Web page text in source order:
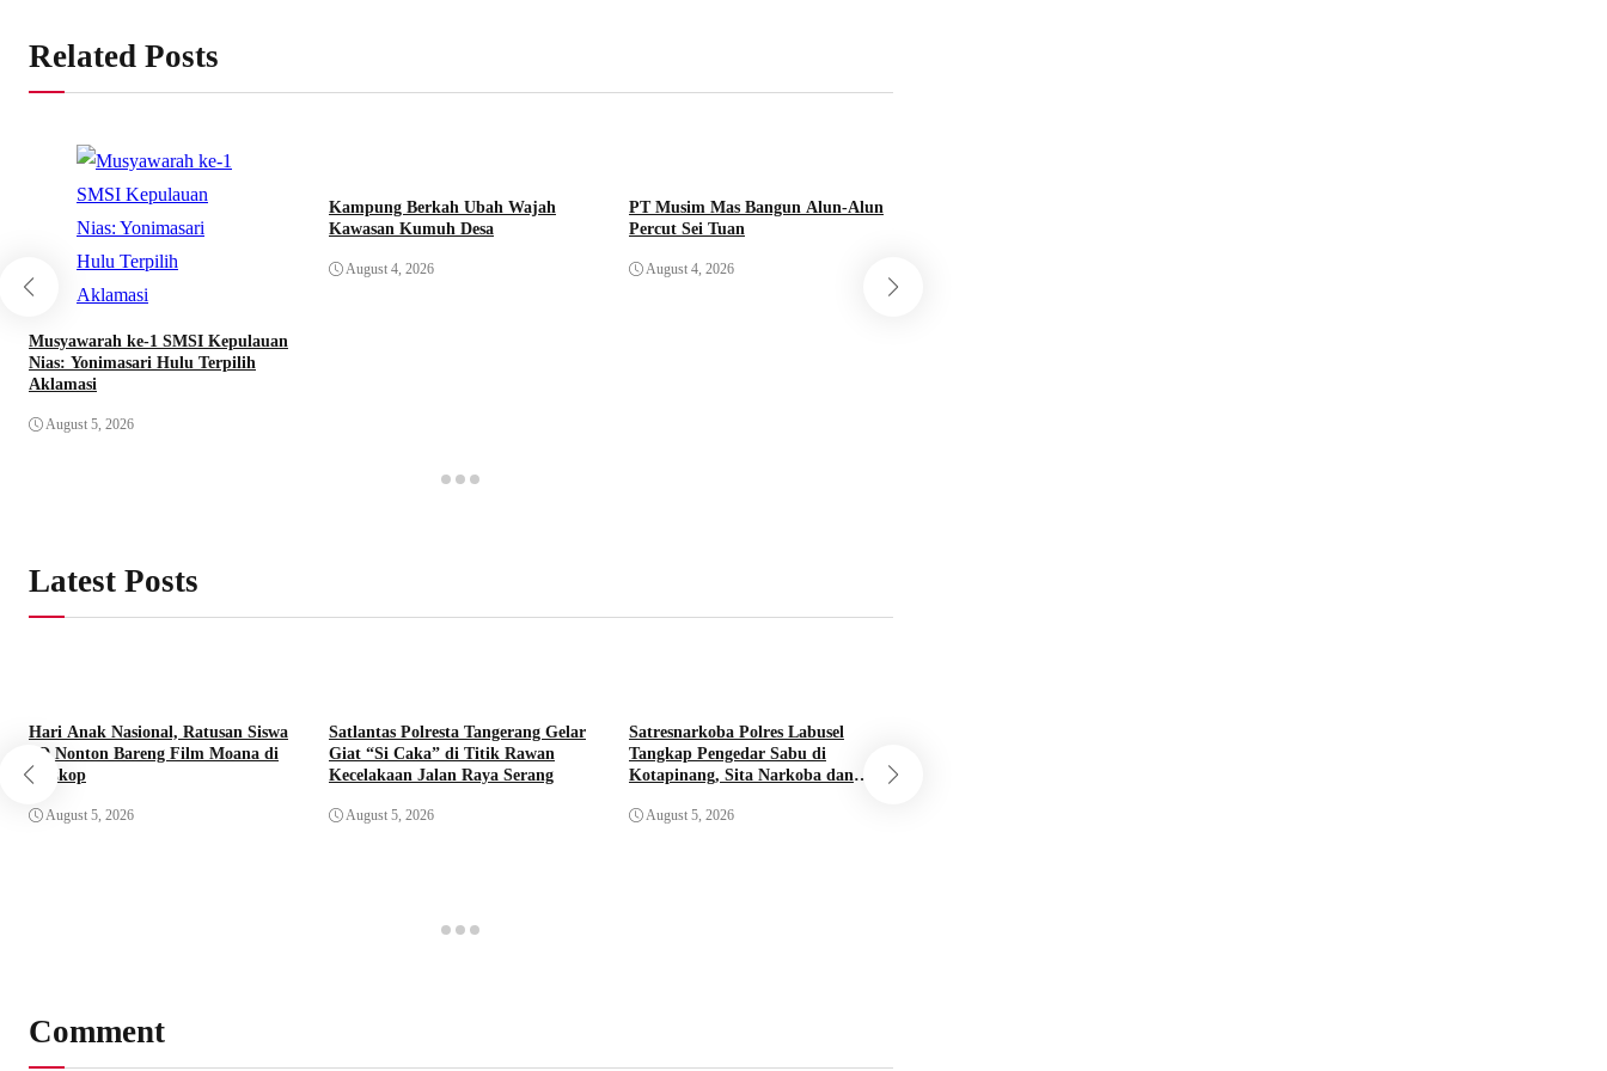
Related Posts
Musyawarah ke-1 SMSI Kepulauan
Nias: Yonimasari Hulu Terpilih
Aklamasi
August 5, 2026
Kampung Berkah Ubah Wajah
Kawasan Kumuh Desa
August 4, 2026
PT Musim Mas Bangun Alun-Alun
Percut Sei Tuan
August 4, 2026
Latest Posts
Hari Anak Nasional, Ratusan Siswa
SD Nonton Bareng Film Moana di
Bioskop
August 5, 2026
Satlantas Polresta Tangerang Gelar
Giat “Si Caka” di Titik Rawan
Kecelakaan Jalan Raya Serang
August 5, 2026
Satresnarkoba Polres Labusel
Tangkap Pengedar Sabu di
Kotapinang, Sita Narkoba dan
August 5, 2026
Comment